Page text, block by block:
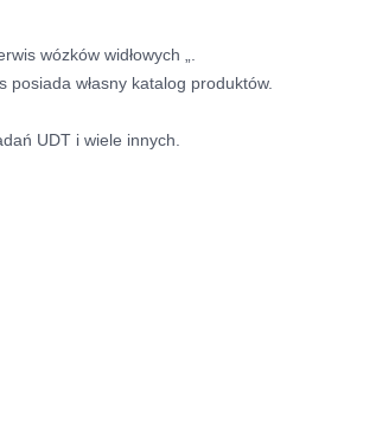
wózków widłowych „.
własny katalog produktów.
UDT i wiele innych.